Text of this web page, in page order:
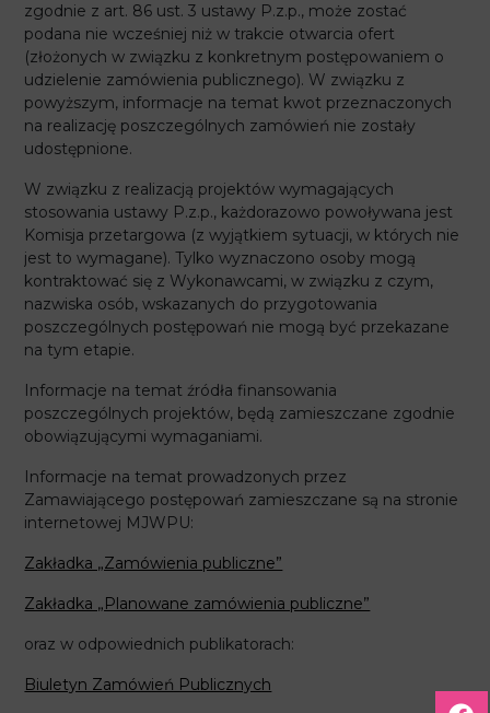
zgodnie z art. 86 ust. 3 ustawy P.z.p., może zostać
podana nie wcześniej niż w trakcie otwarcia ofert
(złożonych w związku z konkretnym postępowaniem o
udzielenie zamówienia publicznego). W związku z
powyższym, informacje na temat kwot przeznaczonych
na realizację poszczególnych zamówień nie zostały
udostępnione.
W związku z realizacją projektów wymagających
stosowania ustawy P.z.p., każdorazowo powoływana jest
Komisja przetargowa (z wyjątkiem sytuacji, w których nie
jest to wymagane). Tylko wyznaczono osoby mogą
kontraktować się z Wykonawcami, w związku z czym,
nazwiska osób, wskazanych do przygotowania
poszczególnych postępowań nie mogą być przekazane
na tym etapie.
Informacje na temat źródła finansowania
poszczególnych projektów, będą zamieszczane zgodnie
obowiązującymi wymaganiami.
Informacje na temat prowadzonych przez
Zamawiającego postępowań zamieszczane są na stronie
internetowej MJWPU:
Zakładka „Zamówienia publiczne”
Zakładka „Planowane zamówienia publiczne”
oraz w odpowiednich publikatorach:
Biuletyn Zamówień Publicznych